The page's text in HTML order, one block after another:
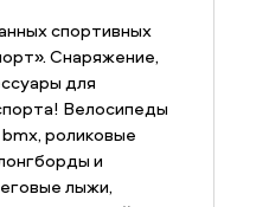
спортивных
Снаряжение,
для
Велосипеды
роликовые
и
лыжи,